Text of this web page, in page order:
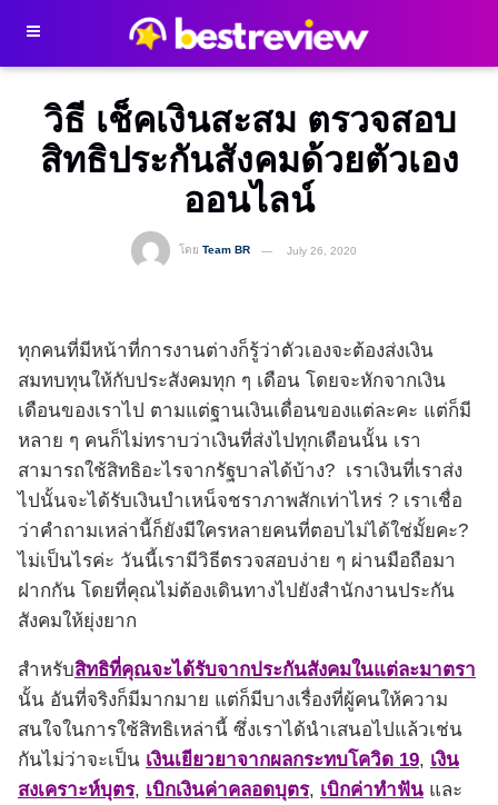
วิธี เช็คเงินสะสม ตรวจสอบ
สิทธิประกันสังคมด้วยตัวเอง
ออนไลน์
โดย Team BR July 26, 2020
ทุกคนที่มีหน้าที่การงานต่างก็รู้ว่าตัวเองจะต้องส่งเงิน
สมทบทุนให้กับประสังคมทุก ๆ เดือน โดยจะหักจากเงิน
เดือนของเราไป ตามแต่ฐานเงินเดื่อนของแต่ละคะ แต่ก็มี
หลาย ๆ คนก็ไม่ทราบว่าเงินที่ส่งไปทุกเดือนนั้น เรา
สามารถใช้สิทธิอะไรจากรัฐบาลได้บ้าง? เราเงินที่เราส่ง
ไปนั้นจะได้รับเงินบำเหน็จชราภาพสักเท่าไหร่ ? เราเชื่อ
ว่าคำถามเหล่านี้ก็ยังมีใครหลายคนที่ตอบไม่ได้ใช่มั้ยคะ?
ไม่เป็นไรค่ะ วันนี้เรามีวิธีตรวจสอบง่าย ๆ ผ่านมือถือมา
ฝากกัน โดยที่คุณไม่ต้องเดินทางไปยังสำนักงานประกัน
สังคมให้ยุ่งยาก
สำหรับสิทธิที่คุณจะได้รับจากประกันสังคมในแต่ละมาตรา
นั้น อันที่จริงก็มีมากมาย แต่ก็มีบางเรื่องที่ผู้คนให้ความ
สนใจในการใช้สิทธิเหล่านี้ ซึ่งเราได้นำเสนอไปแล้วเช่น
กันไม่ว่าจะเป็น เงินเยียวยาจากผลกระทบโควิด 19, เงิน
สงเคราะห์บุตร, เบิกเงินค่าคลอดบุตร, เบิกค่าทำฟัน และ